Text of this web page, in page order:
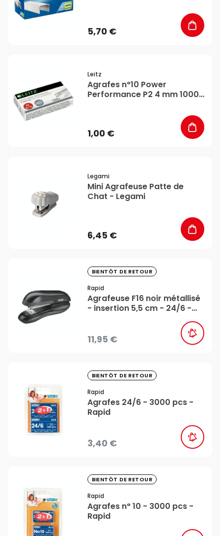
5,70 €
Leitz
Agrafes n°10 Power
Performance P2 4 mm 1000
1,00 €
Legami
Mini Agrafeuse Patte de
Chat - Legami
6,45 €
BIENTÔT DE RETOUR
Rapid
Agrafeuse F16 noir métallisé
- insertion 5,5 cm - 24/6 -
11,95 €
BIENTÔT DE RETOUR
Rapid
Agrafes 24/6 - 3000 pcs -
Rapid
3,40 €
BIENTÔT DE RETOUR
Rapid
Agrafes n° 10 - 3000 pcs -
Rapid